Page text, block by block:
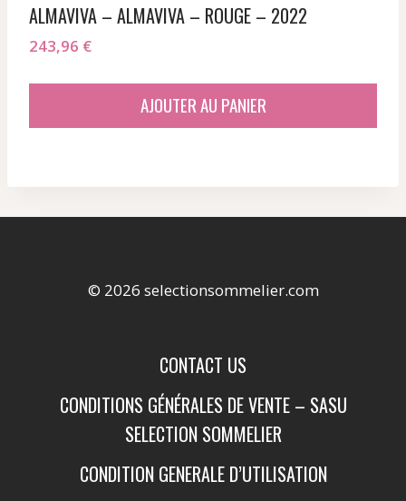
ALMAVIVA – ALMAVIVA – ROUGE – 2022
243,96 €
AJOUTER AU PANIER
© 2026 selectionsommelier.com
CONTACT US
CONDITIONS GÉNÉRALES DE VENTE – SASU
SELECTION SOMMELIER
CONDITION GENERALE D’UTILISATION